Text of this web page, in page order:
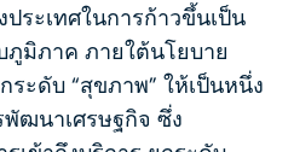
ระเทศในการก้าวขึ้นเป็น
มิภาค ภายใต้นโยบาย
ระดับ “สุขภาพ” ให้เป็นหนึ่ง
ฒนาเศรษฐกิจ ซึ่ง